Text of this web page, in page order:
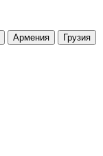
Армения
Грузия